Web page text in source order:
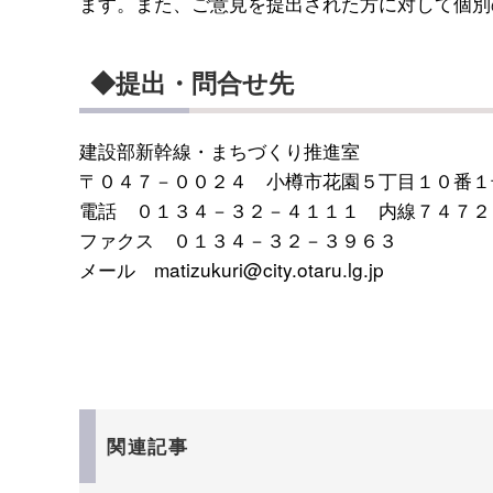
◆提出・問合せ先
建設部新幹線・まちづくり推進室
〒０４７－００２４ 小樽市花園５丁目１０番
電話 ０１３４－３２－４１１１ 内線７４７２
ファクス ０１３４－３２－３９６３
メール matizukuri@city.otaru.lg.jp
関連記事